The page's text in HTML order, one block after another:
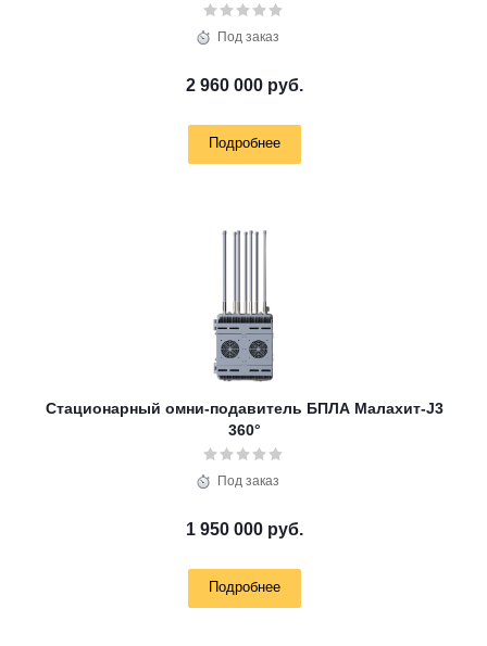
Под заказ
2 960 000 руб.
Подробнее
Стационарный омни-подавитель БПЛА Малахит-J3
360°
Под заказ
1 950 000 руб.
Подробнее